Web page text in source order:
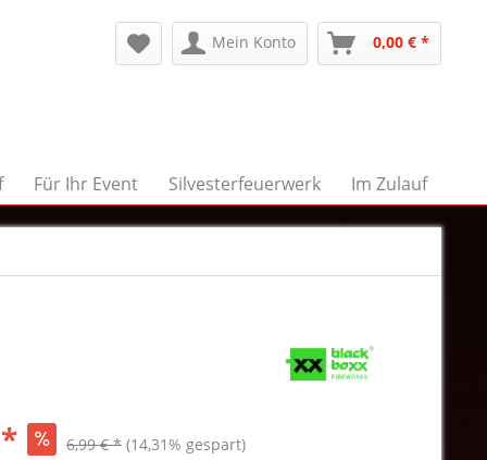
Mein Konto 0,00 € *
Für Ihr Event Silvesterfeuerwerk Im Zulauf
6,99 € * (14,31% gespart)